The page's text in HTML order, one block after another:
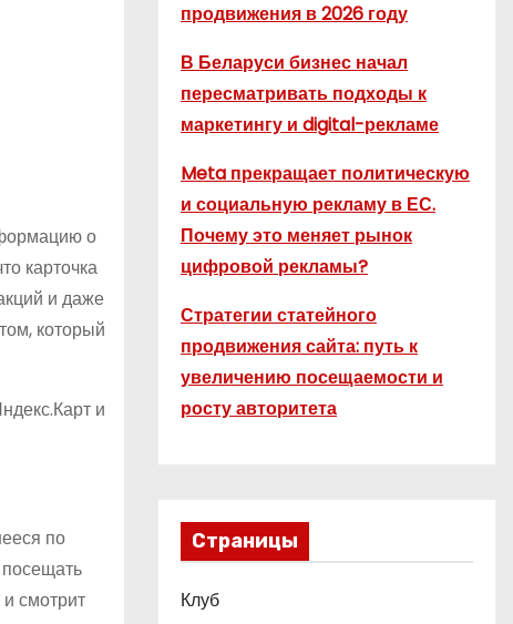
о
карточка
и даже
который
и
по
смотрит
продвижения в 2026 году
В Беларуси бизнес начал
пересматривать подходы к
маркетингу и digital-рекламе
Meta прекращает политическую
и социальную рекламу в ЕС.
Почему это меняет рынок
цифровой рекламы?
Стратегии статейного
продвижения сайта: путь к
увеличению посещаемости и
росту авторитета
Страницы
Клуб